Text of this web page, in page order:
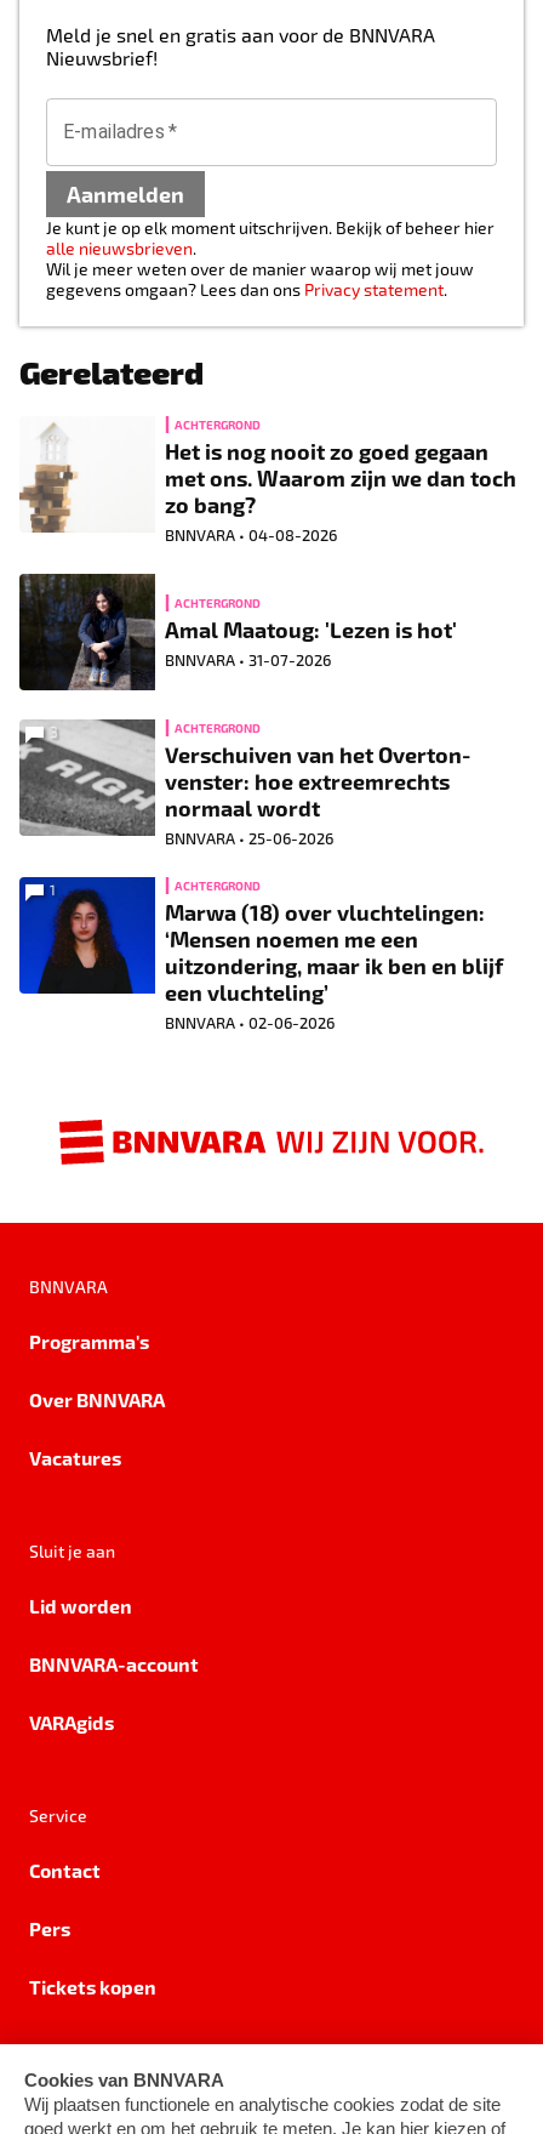
Meld je snel en gratis aan voor de BNNVARA
Nieuwsbrief!
E-mailadres *
Aanmelden
Je kunt je op elk moment uitschrijven. Bekijk of beheer hier
alle nieuwsbrieven.
Wil je meer weten over de manier waarop wij met jouw
gegevens omgaan? Lees dan ons Privacy statement.
Gerelateerd
ACHTERGROND
Het is nog nooit zo goed gegaan
met ons. Waarom zijn we dan toch
zo bang?
BNNVARA •04-08-2026
ACHTERGROND
Amal Maatoug: 'Lezen is hot'
BNNVARA •31-07-2026
3 ACHTERGROND
Verschuiven van het Overton-
venster: hoe extreemrechts
normaal wordt
BNNVARA •25-06-2026
1 ACHTERGROND
Marwa (18) over vluchtelingen:
‘Mensen noemen me een
uitzondering, maar ik ben en blijf
een vluchteling’
BNNVARA •02-06-2026
BNNVARA
Programma's
Over BNNVARA
Vacatures
Sluit je aan
Lid worden
BNNVARA-account
VARAgids
Service
Contact
Pers
Tickets kopen